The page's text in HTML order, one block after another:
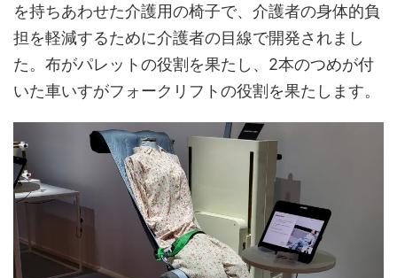
を持ちあわせた介護用の椅子で、介護者の身体的負
担を軽減するために介護者の目線で開発されまし
た。布がパレットの役割を果たし、2本のつめが付
いた車いすがフォークリフトの役割を果たします。